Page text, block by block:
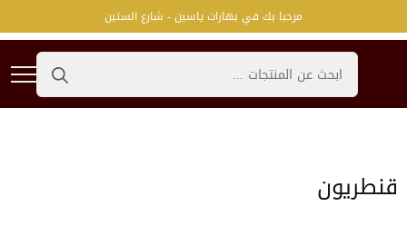
مرحبا بك في بهارات ياسين - شارع الستين
Search
for:
قنطريون